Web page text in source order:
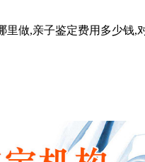
做,亲子鉴定费用多少钱,